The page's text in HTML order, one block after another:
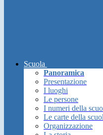
Scuola
Panoramica
Presentazione
I luoghi
Le persone
I numeri della
Le carte della
Organizzazione